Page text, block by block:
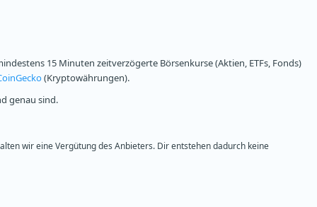
15 Minuten zeitverzögerte Börsenkurse (Aktien, ETFs, Fonds)
(Kryptowährungen).
genau sind.
wir eine Vergütung des Anbieters. Dir entstehen dadurch keine